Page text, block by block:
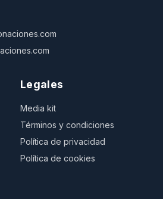
Legales
Media kit
Términos y condiciones
Política de privacidad
Política de cookies